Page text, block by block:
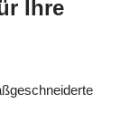
Ihre